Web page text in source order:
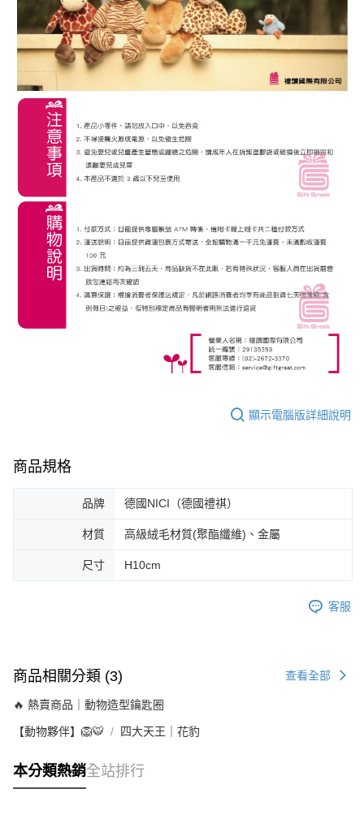
顯示電腦版詳細說明
商品規格
品牌 德國NICI（德國禮祺）
材質 高級絨毛材質(聚酯纖維)、金屬
尺寸 H10cm
客服
商品相關分類 (3) 查看全部
🔥 熱賣商品｜動物造型鑰匙圈
【動物夥伴】🦁🐯 四大天王｜花豹
本分類熱銷全站排行